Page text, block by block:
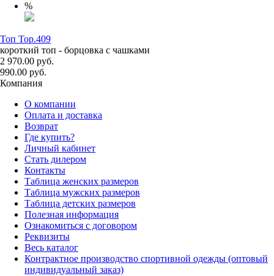
%
Топ Top.409
короткий топ - борцовка с чашками
2 970.00 руб.
990.00 руб.
Компания
О компании
Оплата и доставка
Возврат
Где купить?
Личный кабинет
Стать дилером
Контакты
Таблица женских размеров
Таблица мужских размеров
Таблица детских размеров
Полезная информация
Ознакомиться с договором
Реквизиты
Весь каталог
Контрактное производство спортивной одежды (оптовый
индивидуальный заказ)